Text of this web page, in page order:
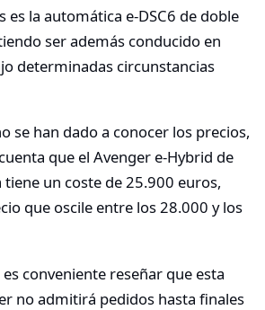
es la automática e-DSC6 de doble
ser además conducido en
determinadas circunstancias
se han dado a conocer los precios,
que el Avenger e-Hybrid de
un coste de 25.900 euros,
que oscile entre los 28.000 y los
conveniente reseñar que esta
no admitirá pedidos hasta finales